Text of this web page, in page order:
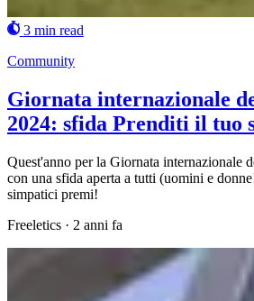
3 min read
Community
Giornata internazionale
2024: sfida Prenditi il tuo
Quest'anno per la Giornata internazionale
con una sfida aperta a tutti (uomini e
simpatici premi!
Freeletics · 2 anni fa